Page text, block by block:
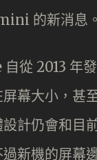
的新消息。
從 2013 年
屏幕大小，甚
設計仍會和目
新機的屏幕